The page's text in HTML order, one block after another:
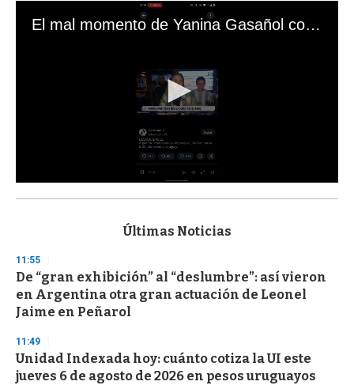
El mal momento de Yanina Gasañol con un hincha argentino en "Subrayado"
s
d
s
o
f
3
s
e
c
o
Últimas Noticias
11:55
De “gran exhibición” al “deslumbre”: así vieron
en Argentina otra gran actuación de Leonel
Jaime en Peñarol
11:49
Unidad Indexada hoy: cuánto cotiza la UI este
jueves 6 de agosto de 2026 en pesos uruguayos